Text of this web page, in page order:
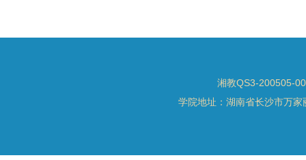
湘教QS3-200505-
学院地址：湖南省长沙市万